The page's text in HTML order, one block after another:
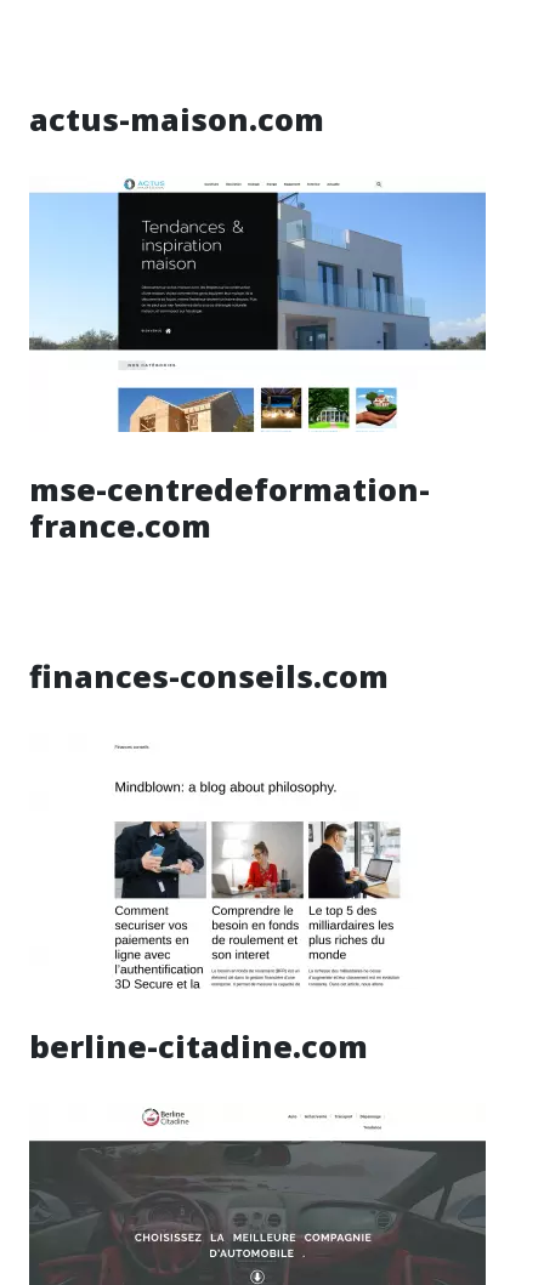
actus-maison.com
mse-centredeformation-
france.com
finances-conseils.com
berline-citadine.com